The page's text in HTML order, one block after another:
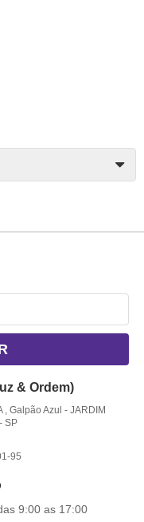
& Ordem)
, Galpão Azul - JARDIM
SP
95
9:00 as 17:00